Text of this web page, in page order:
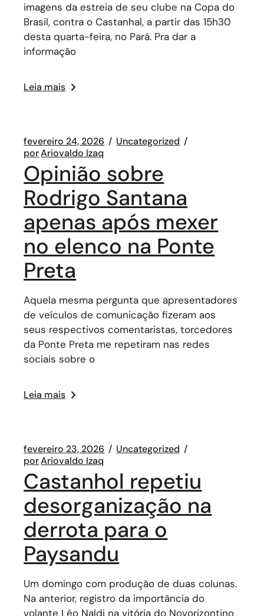
imagens da estreia de seu clube na Copa do
Brasil, contra o Castanhal, a partir das 15h30
desta quarta-feira, no Pará. Pra dar a
informação
Leia mais
fevereiro 24, 2026
Uncategorized
porAriovaldo Izaq
Opinião sobre
Rodrigo Santana
apenas após mexer
no elenco na Ponte
Preta
Aquela mesma pergunta que apresentadores
de veículos de comunicação fizeram aos
seus respectivos comentaristas, torcedores
da Ponte Preta me repetiram nas redes
sociais sobre o
Leia mais
fevereiro 23, 2026
Uncategorized
porAriovaldo Izaq
Castanhol repetiu
desorganização na
derrota para o
Paysandu
Um domingo com produção de duas colunas.
Na anterior, registro da importância do
volante Léo Naldi na vitória do Novorizontino